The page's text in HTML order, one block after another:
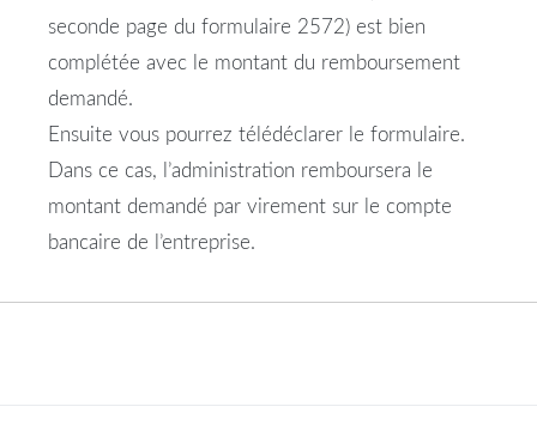
seconde page du formulaire 2572) est bien
complétée avec le montant du remboursement
demandé.
Ensuite vous pourrez télédéclarer le formulaire.
Dans ce cas, l’administration remboursera le
montant demandé par virement sur le compte
bancaire de l’entreprise.